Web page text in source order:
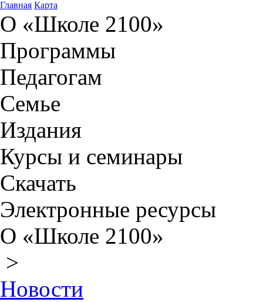
Главная Карта
О «Школе 2100»
Программы
Педагогам
Семье
Издания
Курсы и семинары
Скачать
Электронные ресурсы
О «Школе 2100»
>
Новости